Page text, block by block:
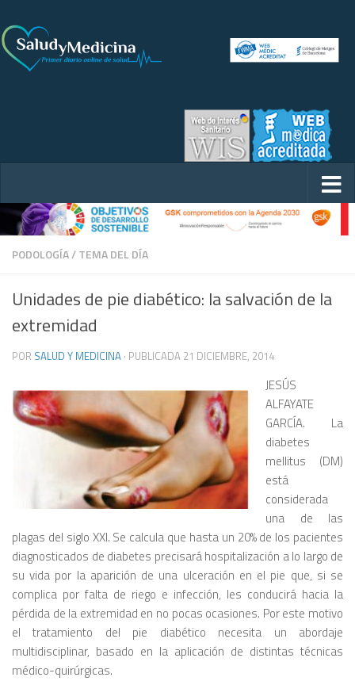
PODOLOGÍA/TEMA DEL DÍA
Unidades de pie diabético: la salvación de la
extremidad
POR SALUD Y MEDICINA · PUBLICADA 21 DICIEMBRE, 2014
JESÚS
ALFAYATE
GARCÍA. La
diabetes
mellitus (DM)
está
considerada
una de las
plagas del siglo XXI. Se calcula que hasta un 20% de los pacientes
diagnosticados de diabetes precisará hospitalización a lo largo de
su vida por la aparición de una ulceración en el pie que, si se
complica por falta de riego e infección, les conducirá hacia la
pérdida de la extremidad en no pocas ocasiones. Por este motivo
el tratamiento del pie diabético necesita un abordaje
multidisciplinar, basado en la aplicación de distintas técnicas
médico-quirúrgicas.